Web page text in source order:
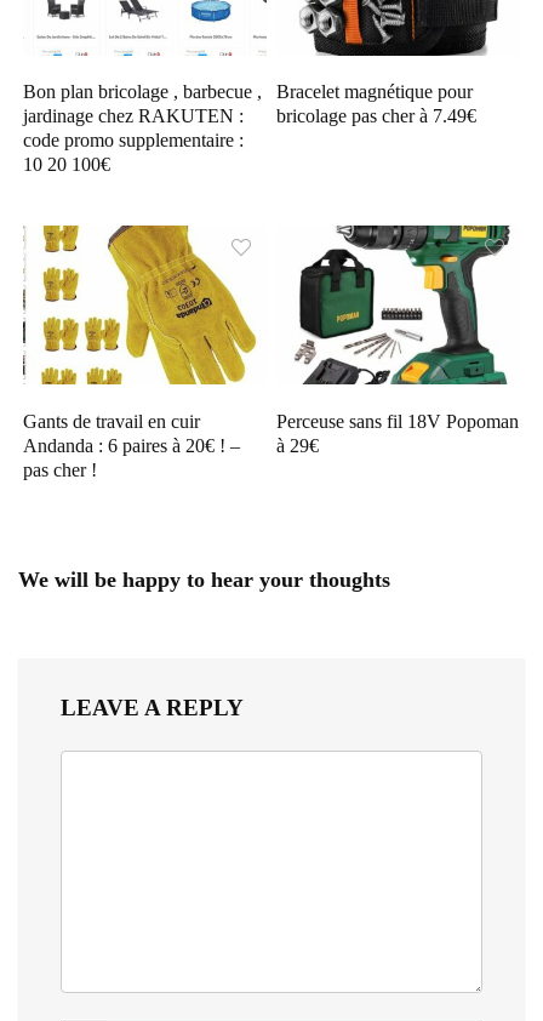
Bon plan bricolage , barbecue ,
jardinage chez RAKUTEN :
code promo supplementaire :
10 20 100€
Bracelet magnétique pour
bricolage pas cher à 7.49€
Gants de travail en cuir
Andanda : 6 paires à 20€ ! –
pas cher !
Perceuse sans fil 18V Popoman
à 29€
We will be happy to hear your thoughts
LEAVE A REPLY